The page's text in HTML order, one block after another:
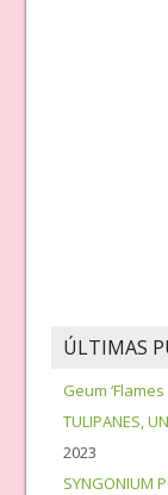
ÚLTIMAS
Geum
TULIPANES,
2023
SYNGONIUM